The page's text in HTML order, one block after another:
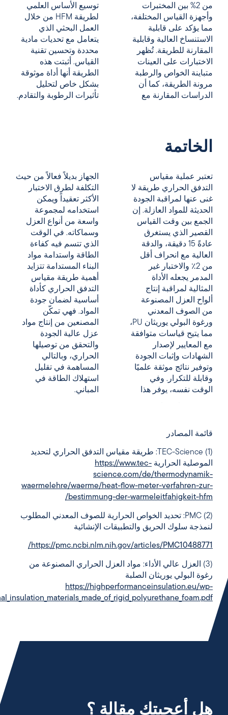
من 2% بين المختبرات
وأجهزة القياس المختلفة،
مما يؤكد على قابلية
الاستنساخ العالية وقابلية
المقارنة للطريقة. تُظهر
الاختبارات على العينات
متباينة الخواص والرطبة
مرونة الطريقة، كما أن
الدراسات المقارنة مع
توسيع الأساس العلمي
لطريقة HFM من خلال
العمل البحثي الذي
يتعامل مع تحديات مادية
محددة وتحسين تقنية
القياس. أثبتت هذه
الطريقة أنها أداة موثوقة
بشكل خاص لتحليل
تأثيرات الرطوبة والتقادم.
الخاتمة
تعتبر عملية مقياس
التدفق الحراري طريقة لا
غنى عنها لمراقبة الجودة
الحديثة للمواد العازلة. إن
الجمع بين وقت القياس
القصير الذي يستغرق
عادةً 15 دقيقة، والدقة
العالية مع انحراف أقل
من 2٪ والاختبار غير
المدمر يجعله الأداة
المثالية لمراقبة إنتاج
ألواح العزل المصنوعة
من الصوف المعدني
ورغوة البولي يوريثان PU،
مما يتيح قياسات متوافقة
مع المعايير لإصدار
الشهادات وإثبات الجودة
وتوفير نتائج موثقة علميًا
وقابلة للتكرار. وفي
الوقت نفسه، يوفر هذا
الجهاز بديلاً فعالاً من حيث
التكلفة لطرق الاختبار
الأكثر تعقيداً ويمكن
استخدامه لمجموعة
واسعة من أنواع العزل
وسماكاته. في الوقت
الذي تتسم فيه كفاءة
الطاقة واستدامة مواد
البناء المستدامة تتزايد
أهمية طريقة مقياس
التدفق الحراري كأداة
أساسية لضمان جودة
المواد. فهي تمكّن
المصنعين من إنتاج مواد
عزل عالية الجودة
والتحقق من توصيلها
الحراري، وبالتالي
المساهمة في تقليل
استهلاك الطاقة في
المباني.
قائمة المصادر
(1) TEC-Science: طريقة مقياس التدفق الحراري لتحديد
الموصلية الحرارية https://www.tec-
science.com/de/thermodynamik-
waermelehre/waerme/heat-flow-meter-verfahren-zur-
bestimmung-der-warmeleitfahigkeit-hfm/
(2) PMC: تحديد الخواص الحرارية للصوف المعدني المطلوب
لنمذجة سلوك الحريق والتطبيقات الإنشائية
https://pmc.ncbi.nlm.nih.gov/articles/PMC10488771/
(3) العزل عالي الأداء: مواد العزل الحراري المصنوعة من
رغوة البولي يوريثان الصلبة
https://highperformanceinsulation.eu/wp-
هل أعجبتك مقالة ؟